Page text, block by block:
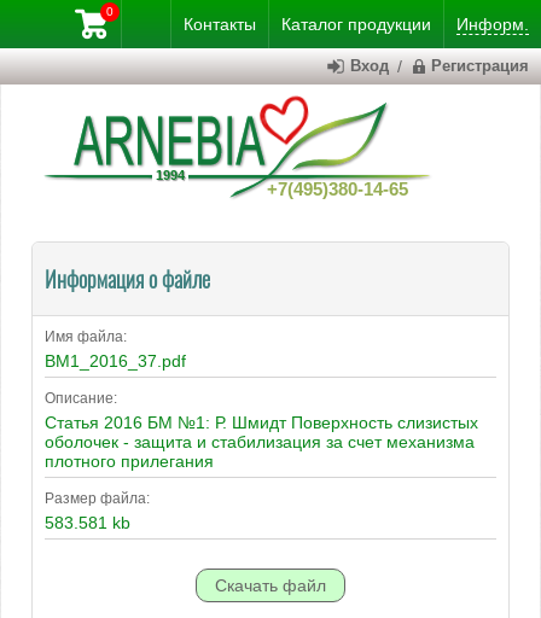
Контакты Каталог продукции Информ.
+7(495)380-14-65
0
Вход / Регистрация
Информация о файле
Имя файла:
BM1_2016_37.pdf
Описание:
Статья 2016 БМ №1: Р. Шмидт Поверхность слизистых
оболочек - защита и стабилизация за счет механизма
плотного прилегания
Размер файла:
583.581 kb